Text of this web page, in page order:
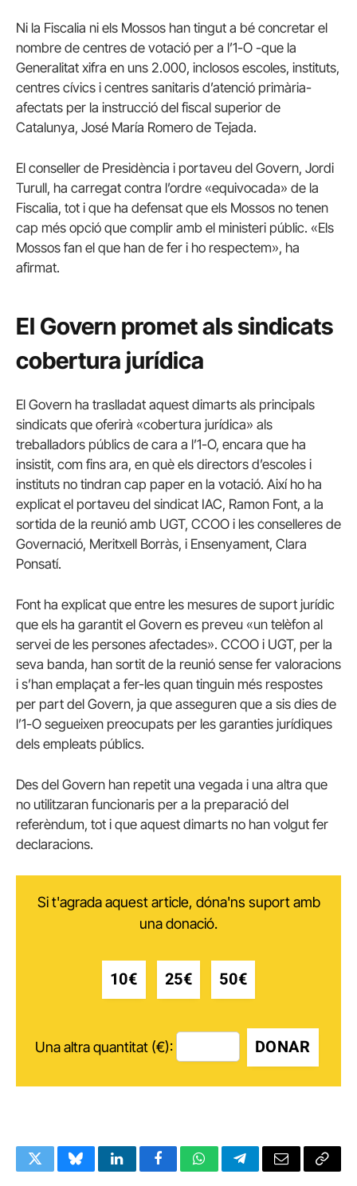
Ni la Fiscalia ni els Mossos han tingut a bé concretar el
nombre de centres de votació per a l’1-O -que la
Generalitat xifra en uns 2.000, inclosos escoles, instituts,
centres cívics i centres sanitaris d’atenció primària-
afectats per la instrucció del fiscal superior de
Catalunya, José María Romero de Tejada.
El conseller de Presidència i portaveu del Govern, Jordi
Turull, ha carregat contra l’ordre «equivocada» de la
Fiscalia, tot i que ha defensat que els Mossos no tenen
cap més opció que complir amb el ministeri públic. «Els
Mossos fan el que han de fer i ho respectem», ha
afirmat.
El Govern promet als sindicats
cobertura jurídica
El Govern ha traslladat aquest dimarts als principals
sindicats que oferirà «cobertura jurídica» als
treballadors públics de cara a l’1-O, encara que ha
insistit, com fins ara, en què els directors d’escoles i
instituts no tindran cap paper en la votació. Així ho ha
explicat el portaveu del sindicat IAC, Ramon Font, a la
sortida de la reunió amb UGT, CCOO i les conselleres de
Governació, Meritxell Borràs, i Ensenyament, Clara
Ponsatí.
Font ha explicat que entre les mesures de suport jurídic
que els ha garantit el Govern es preveu «un telèfon al
servei de les persones afectades». CCOO i UGT, per la
seva banda, han sortit de la reunió sense fer valoracions
i s’han emplaçat a fer-les quan tinguin més respostes
per part del Govern, ja que asseguren que a sis dies de
l’1-O segueixen preocupats per les garanties jurídiques
dels empleats públics.
Des del Govern han repetit una vegada i una altra que
no utilitzaran funcionaris per a la preparació del
referèndum, tot i que aquest dimarts no han volgut fer
declaracions.
Si t'agrada aquest article, dóna'ns suport amb
una donació.
10€ 25€ 50€
Una altra quantitat (€): DONAR
TwitterBlueskyLinkedInFacebookWhatsAppTelegramEmail Copy